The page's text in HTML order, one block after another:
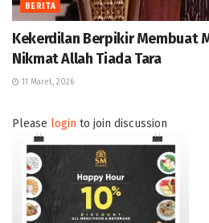
BERITA
Kekerdilan Berpikir Membuat
Nikmat Allah Tiada Tara
11 Maret, 2026
Please login to join discussion